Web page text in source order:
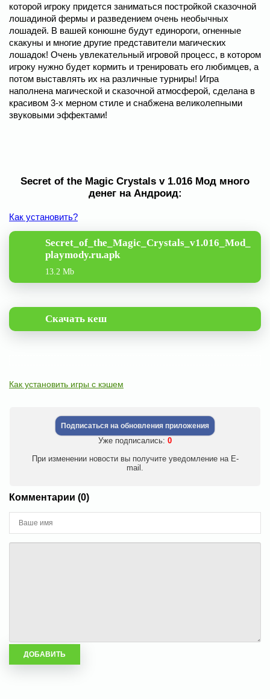
которой игроку придется заниматься постройкой сказочной
лошадиной фермы и разведением очень необычных
лошадей. В вашей конюшне будут единороги, огненные
скакуны и многие другие представители магических
лошадок! Очень увлекательный игровой процесс, в котором
игроку нужно будет кормить и тренировать его любимцев, а
потом выставлять их на различные турниры! Игра
наполнена магической и сказочной атмосферой, сделана в
красивом 3-х мерном стиле и снабжена великолепными
звуковыми эффектами!
Secret of the Magic Crystals v 1.016 Мод много
денег на Андроид:
Как установить?
Secret_of_the_Magic_Crystals_v1.016_Mod_
playmody.ru.apk
13.2 Mb
Скачать кеш
Как установить игры с кэшем
Подписаться на обновления приложения
Уже подписались: 0
При изменении новости вы получите уведомление на E-
mail.
Комментарии (0)